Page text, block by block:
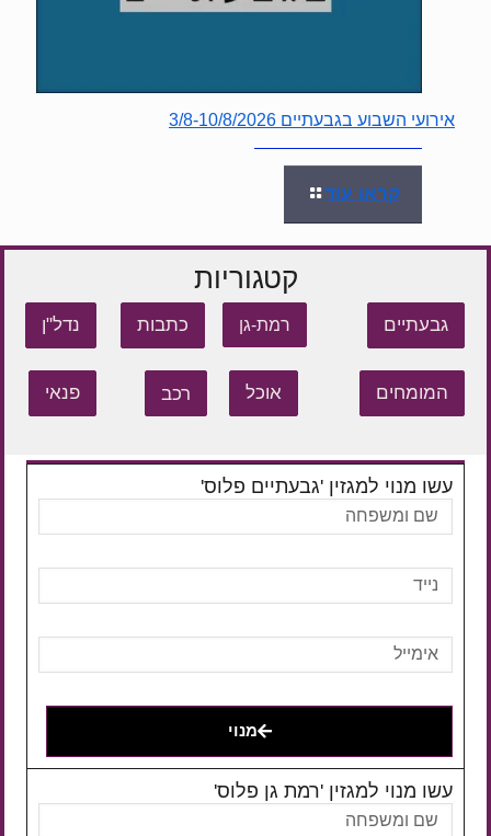
אירועי השבוע בגבעתיים 3/8-10/8/2026
קראו עוד
קטגוריות
גבעתיים רמת-גן כתבות נדל"ן
המומחים אוכל רכב פנאי
עשו מנוי למגזין 'גבעתיים פלוס'
מנוי
עשו מנוי למגזין 'רמת גן פלוס'